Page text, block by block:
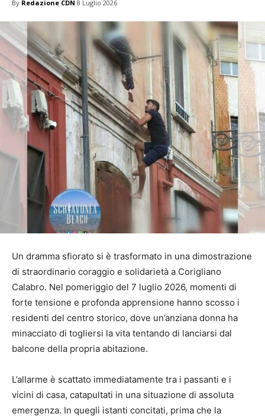
By Redazione CDN 8 Luglio 2026
Un dramma sfiorato si è trasformato in una dimostrazione
di straordinario coraggio e solidarietà a Corigliano
Calabro. Nel pomeriggio del 7 luglio 2026, momenti di
forte tensione e profonda apprensione hanno scosso i
residenti del centro storico, dove un’anziana donna ha
minacciato di togliersi la vita tentando di lanciarsi dal
balcone della propria abitazione.
L’allarme è scattato immediatamente tra i passanti e i
vicini di casa, catapultati in una situazione di assoluta
emergenza. In quegli istanti concitati, prima che la